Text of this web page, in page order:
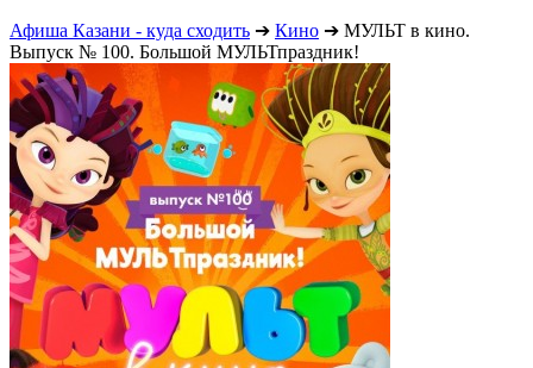
Афиша Казани - куда сходить ➔ Кино ➔ МУЛЬТ в кино.
Выпуск № 100. Большой МУЛЬТпраздник!